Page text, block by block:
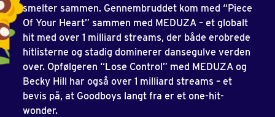
smelter sammen. Gennembruddet kom med “Piece
Of Your Heart” sammen med MEDUZA – et globalt
hit med over 1 milliard streams, der både erobrede
hitlisterne og stadig dominerer dansegulve verden
over. Opfølgeren “Lose Control” med MEDUZA og
Becky Hill har også over 1 milliard streams – et
bevis på, at Goodboys langt fra er et one-hit-
wonder.